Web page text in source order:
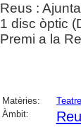
Reus :
1 disc òptic
Premi a la
Matèries: Teatre
Àmbit: